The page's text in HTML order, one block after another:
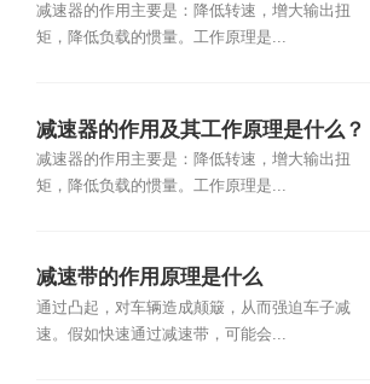
减速器的作用主要是：降低转速，增大输出扭
矩，降低负载的惯量。工作原理是...
减速器的作用及其工作原理是什么？
减速器的作用主要是：降低转速，增大输出扭
矩，降低负载的惯量。工作原理是...
减速带的作用原理是什么
通过凸起，对车辆造成颠簸，从而强迫车子减
速。假如快速通过减速带，可能会...